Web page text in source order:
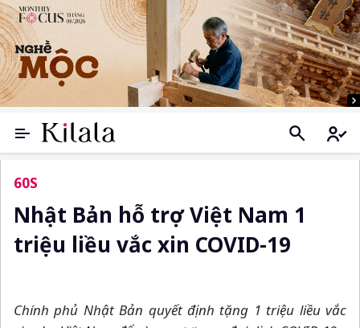
60S
Nhật Bản hỗ trợ Việt Nam 1
triệu liều vắc xin COVID-19
Chính phủ Nhật Bản quyết định tặng 1 triệu liều vắc